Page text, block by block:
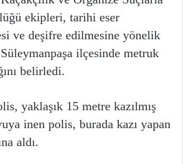
ekipleri, tarihi eser
ve deşifre edilmesine yönelik
Süleymanpaşa ilçesinde metruk
belirledi.
yaklaşık 15 metre kazılmış
inen polis, burada kazı yapan
aldı.